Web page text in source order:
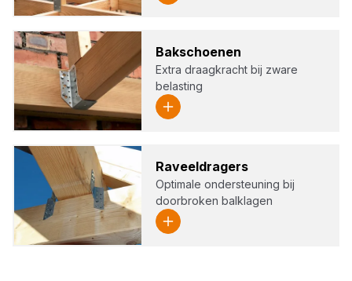
Bak­schoe­nen
Extra draagkracht bij zware
belasting
Raveel­dra­gers
Optimale ondersteuning bij
doorbroken balklagen